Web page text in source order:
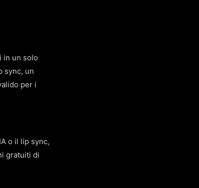
in un solo
sync, un
per i
o il lip sync,
gratuiti di